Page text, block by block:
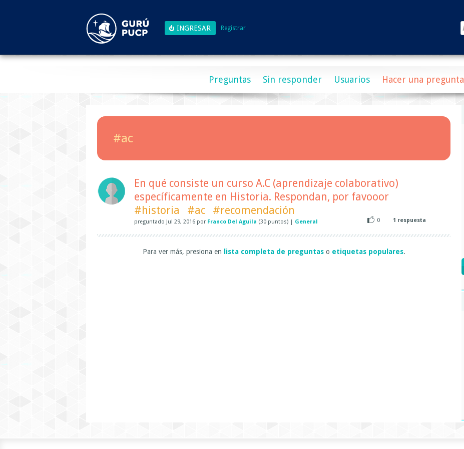
Registrar
Preguntas Sin responder Usuarios Hacer una pregunta
#ac
En qué consiste un curso A.C (aprendizaje colaborativo)
específicamente en Historia. Respondan, por favooor
#historia
#ac #recomendación
preguntado Jul 29, 2016 por Franco Del Aguila (30 puntos) General 0 1 respuesta
Para ver más, presiona en lista completa de preguntaso etiquetas populares.